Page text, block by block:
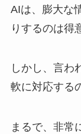
AIは、膨大な
りするのは得
しかし、言わ
軟に対応する
まるで、非常